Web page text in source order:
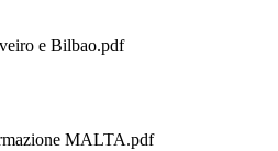
e Bilbao.pdf
MALTA.pdf